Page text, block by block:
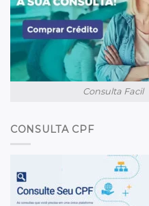
Consulta Facil
CONSULTA CPF